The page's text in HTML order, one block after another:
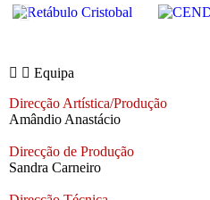
Equipa
Direcção Artística/Produção
Amândio Anastácio
Direcção de Produção
Sandra Carneiro